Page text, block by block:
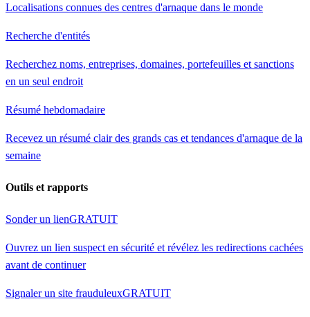
Localisations connues des centres d'arnaque dans le monde
Recherche d'entités
Recherchez noms, entreprises, domaines, portefeuilles et sanctions
en un seul endroit
Résumé hebdomadaire
Recevez un résumé clair des grands cas et tendances d'arnaque de la
semaine
Outils et rapports
Sonder un lienGRATUIT
Ouvrez un lien suspect en sécurité et révélez les redirections cachées
avant de continuer
Signaler un site frauduleuxGRATUIT